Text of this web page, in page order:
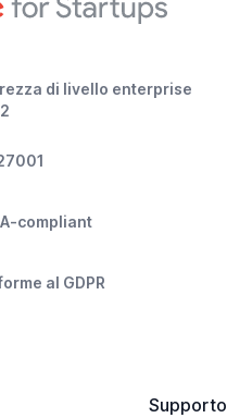
di livello enterprise
compliant
al GDPR
Supporto